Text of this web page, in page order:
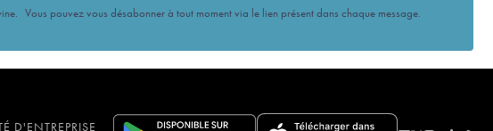
Vous pouvez vous désabonner à tout moment via le lien présent dans chaque message.
D'ENTREPRISE